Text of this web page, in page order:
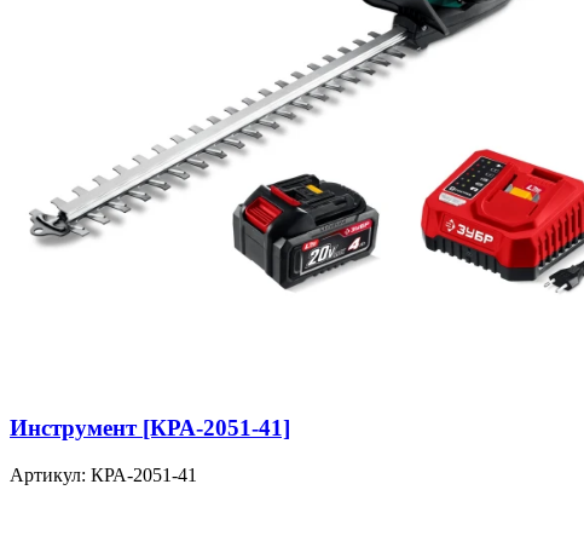
Инструмент [КРА-2051-41]
Артикул: КРА-2051-41